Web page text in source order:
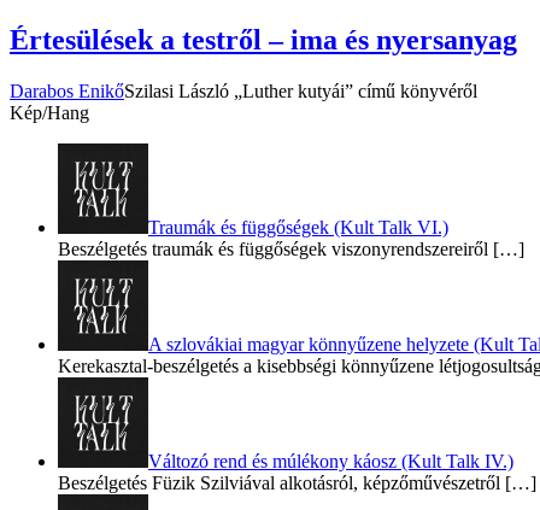
Értesülések a testről – ima és nyersanyag
Darabos EnikőSzilasi László „Luther kutyái” című könyvéről
Kép/Hang
Traumák és függőségek (Kult Talk VI.)
Beszélgetés traumák és függőségek viszonyrendszereiről […]
A szlovákiai magyar könnyűzene helyzete (Kult
Kerekasztal-beszélgetés a kisebbségi könnyűzene
Változó rend és múlékony káosz (Kult Talk IV.)
Beszélgetés Füzik Szilviával alkotásról, képzőművészetről […]